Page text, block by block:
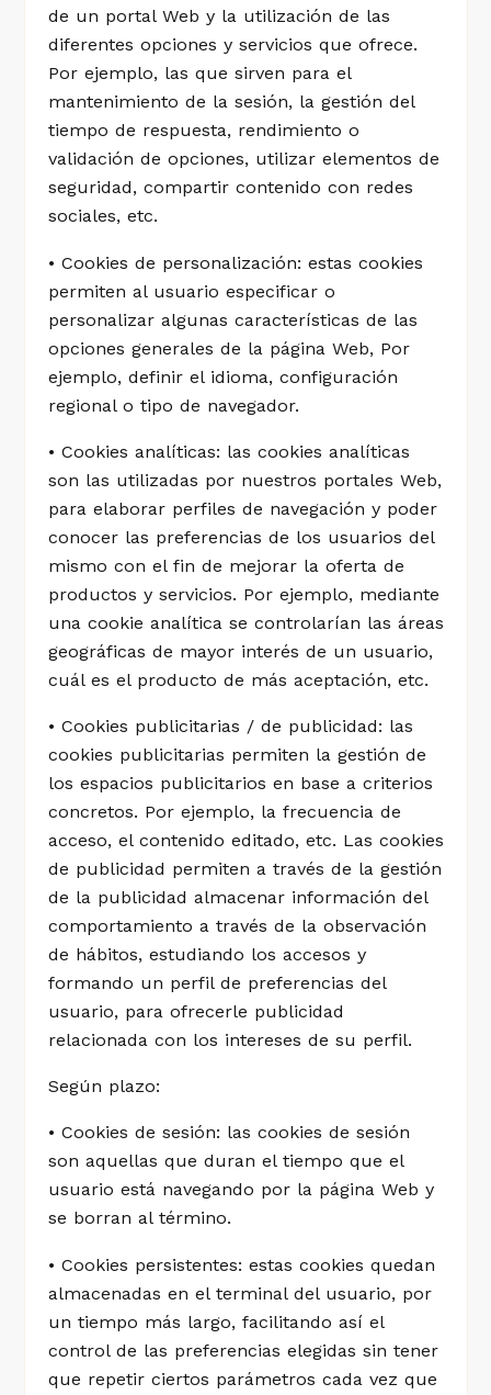
de un portal Web y la utilización de las
diferentes opciones y servicios que ofrece.
Por ejemplo, las que sirven para el
mantenimiento de la sesión, la gestión del
tiempo de respuesta, rendimiento o
validación de opciones, utilizar elementos de
seguridad, compartir contenido con redes
sociales, etc.
• Cookies de personalización: estas cookies
permiten al usuario especificar o
personalizar algunas características de las
opciones generales de la página Web, Por
ejemplo, definir el idioma, configuración
regional o tipo de navegador.
• Cookies analíticas: las cookies analíticas
son las utilizadas por nuestros portales Web,
para elaborar perfiles de navegación y poder
conocer las preferencias de los usuarios del
mismo con el fin de mejorar la oferta de
productos y servicios. Por ejemplo, mediante
una cookie analítica se controlarían las áreas
geográficas de mayor interés de un usuario,
cuál es el producto de más aceptación, etc.
• Cookies publicitarias / de publicidad: las
cookies publicitarias permiten la gestión de
los espacios publicitarios en base a criterios
concretos. Por ejemplo, la frecuencia de
acceso, el contenido editado, etc. Las cookies
de publicidad permiten a través de la gestión
de la publicidad almacenar información del
comportamiento a través de la observación
de hábitos, estudiando los accesos y
formando un perfil de preferencias del
usuario, para ofrecerle publicidad
relacionada con los intereses de su perfil.
Según plazo:
• Cookies de sesión: las cookies de sesión
son aquellas que duran el tiempo que el
usuario está navegando por la página Web y
se borran al término.
• Cookies persistentes: estas cookies quedan
almacenadas en el terminal del usuario, por
un tiempo más largo, facilitando así el
control de las preferencias elegidas sin tener
que repetir ciertos parámetros cada vez que